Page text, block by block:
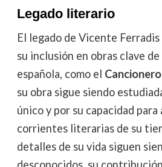
Legado literario
El legado de Vicente
su inclusión en obras clave
española, como el
su obra sigue siendo
único y por su capacidad para
corrientes literarias de su
detalles de su vida siguen